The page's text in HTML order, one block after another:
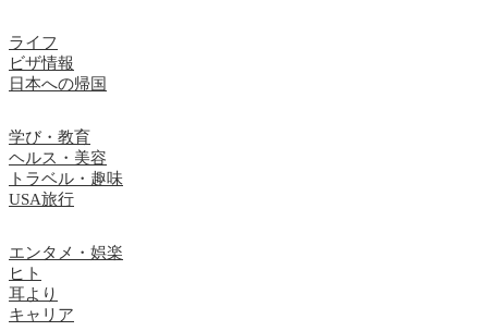
ライフ
ビザ情報
日本への帰国
学び・教育
ヘルス・美容
トラベル・趣味
USA旅行
エンタメ・娯楽
ヒト
耳より
キャリア